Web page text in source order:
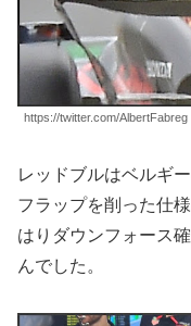
https://twitter.com/AlbertFabreg
レッドブルはベルギ
フラップを削った仕
はりダウンフォース
んでした。